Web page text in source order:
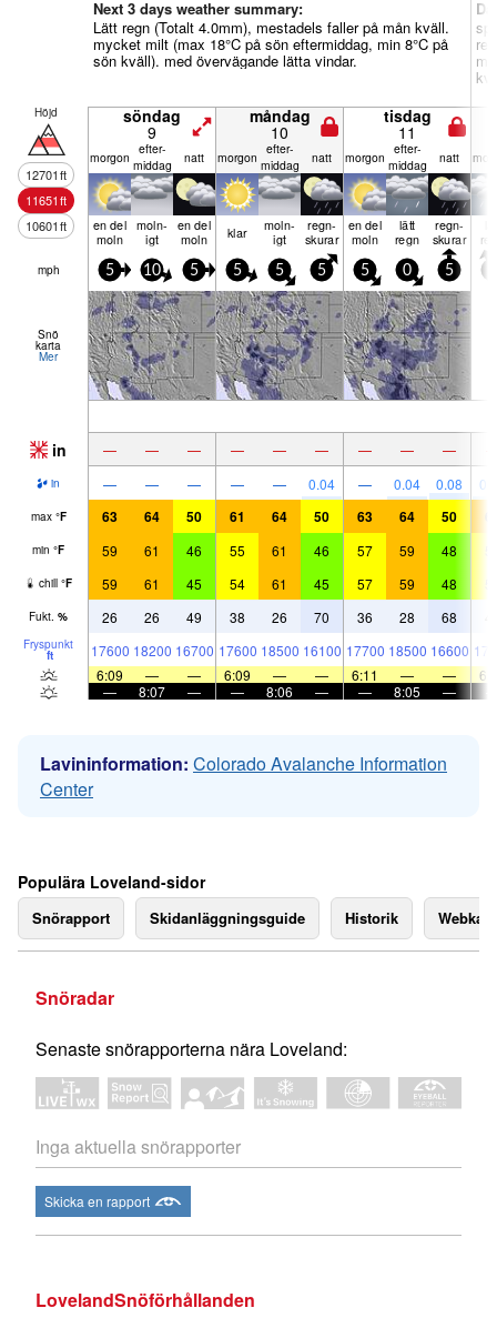
Next 3 days weather summary:
Lätt regn (Totalt 4.0mm), mestadels faller på mån kväll.
mycket milt (max 18°C på sön eftermiddag, min 8°C på
sön kväll). med övervägande lätta vindar.
Höjd
12701ft
11651ft
10601ft
söndag
9
måndag
10
tisdag
11
mor­gon efter­
middag
natt mor­gon efter­
middag
natt mor­gon efter­
middag
natt
en del
moln
moln­
igt
en del
moln klar moln­
igt
regn­
skurar
en del
moln
lätt
regn
regn­
skurar
mph 5 10 5 5 5 5 5 0 5
Snö
karta
Mer
in — — — — — — — — —
in — — — — — 0.04 — 0.04 0.08
max °F 63 64 50 61 64 50 63 64 50
min °F 59 61 46 55 61 46 57 59 48
chill °F 59 61 45 54 61 45 57 59 48
Fukt. % 26 26 49 38 26 70 36 28 68
Fryspunkt
ft 17600 18200 16700 17600 18500 16100 17700 18500 16600
6:09
— — 6:09 — — 6:11 — —
—
8:07 — — 8:06 — — 8:05 —
Lavininformation: Colorado Avalanche Information
Center
Populära Loveland-sidor
Snörapport Skidanläggningsguide Historik
Snöradar
Senaste snörapporterna nära Loveland:
Inga aktuella snörapporter
Skicka en rapport
LovelandSnöförhållanden